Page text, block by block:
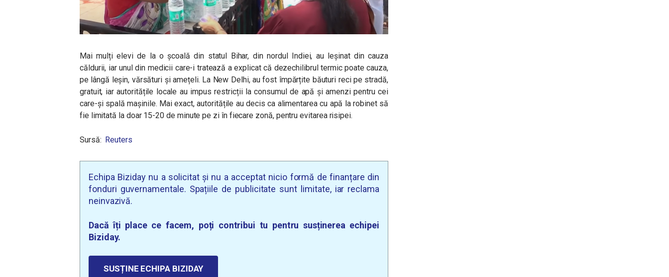
Mai mulți elevi de la o școală din statul Bihar, din nordul Indiei, au leșinat din cauza
căldurii, iar unul din medicii care-i tratează a explicat că dezechilibrul termic poate cauza,
pe lângă leșin, vărsături și amețeli. La New Delhi, au fost împărțite băuturi reci pe stradă,
gratuit, iar autoritățile locale au impus restricții la consumul de apă și amenzi pentru cei
care-și spală mașinile. Mai exact, autoritățile au decis ca alimentarea cu apă la robinet să
fie limitată la doar 15-20 de minute pe zi în fiecare zonă, pentru evitarea risipei.
Sursă: Reuters
Echipa Biziday nu a solicitat și nu a acceptat nicio formă de finanțare din
fonduri guvernamentale. Spațiile de publicitate sunt limitate, iar reclama
neinvazivă.
Dacă îți place ce facem, poți contribui tu pentru susținerea echipei
Biziday.
SUSȚINE ECHIPA BIZIDAY